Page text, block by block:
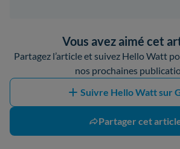
Vous avez aimé cet
Partagez l’article et suivez Hello Watt
nos prochaines
Suivre Hello Watt sur
Partager cet